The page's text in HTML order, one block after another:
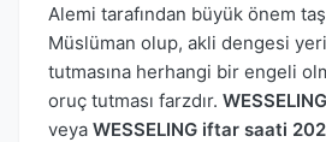
Alemi tarafından büyük önem
Müslüman olup, akli dengesi
tutmasına herhangi bir engeli
oruç tutması farzdır.
veya WESSELING iftar saati